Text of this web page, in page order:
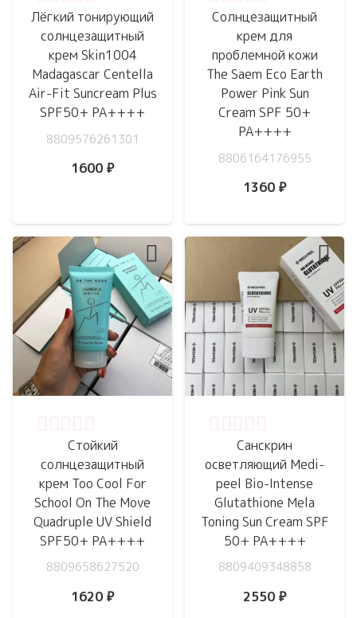
Лёгкий тонирующий
солнцезащитный
крем Skin1004
Madagascar Centella
Air-Fit Suncream Plus
SPF50+ PA++++
8809576261301
1600 ₽
Солнцезащитный
крем для
проблемной кожи
The Saem Eco Earth
Power Pink Sun
Cream SPF 50+
PA++++
8806164176955
1360 ₽
Стойкий
солнцезащитный
крем Too Cool For
School On The Move
Quadruple UV Shield
SPF50+ PA++++
8809658627520
1620 ₽
Санскрин
осветляющий Medi-
peel Bio-Intense
Glutathione Mela
Toning Sun Cream SPF
50+ PA++++
8809409348858
2550 ₽